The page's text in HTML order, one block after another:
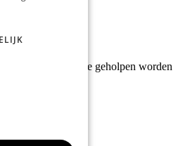
- 17.30 uur
of zondags prive geholpen worden